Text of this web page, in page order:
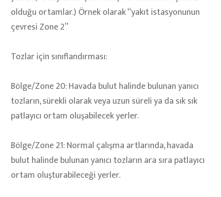
olduğu ortamlar.) Örnek olarak “yakıt istasyonunun
çevresi Zone 2”
Tozlar için sınıflandırması:
Bölge/Zone 20: Havada bulut halinde bulunan yanıcı
tozların, sürekli olarak veya uzun süreli ya da sık sık
patlayıcı ortam oluşabilecek yerler.
Bölge/Zone 21: Normal çalışma artlarında, havada
bulut halinde bulunan yanıcı tozların ara sıra patlayıcı
ortam oluşturabileceği yerler.